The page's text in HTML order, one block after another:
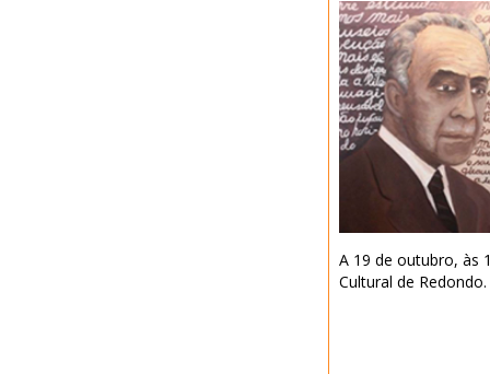
A 19 de outubro, às
Cultural de Redondo.